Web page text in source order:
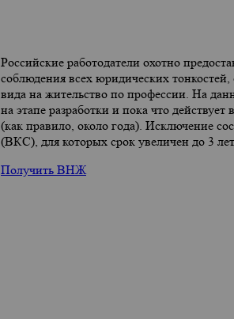
Российские работодатели охотно
соблюдения всех юридических
вида на жительство по профессии. На
на этапе разработки и пока что
(как правило, около года). Исключение
(ВКС), для которых срок увеличен до 3
Получить ВНЖ